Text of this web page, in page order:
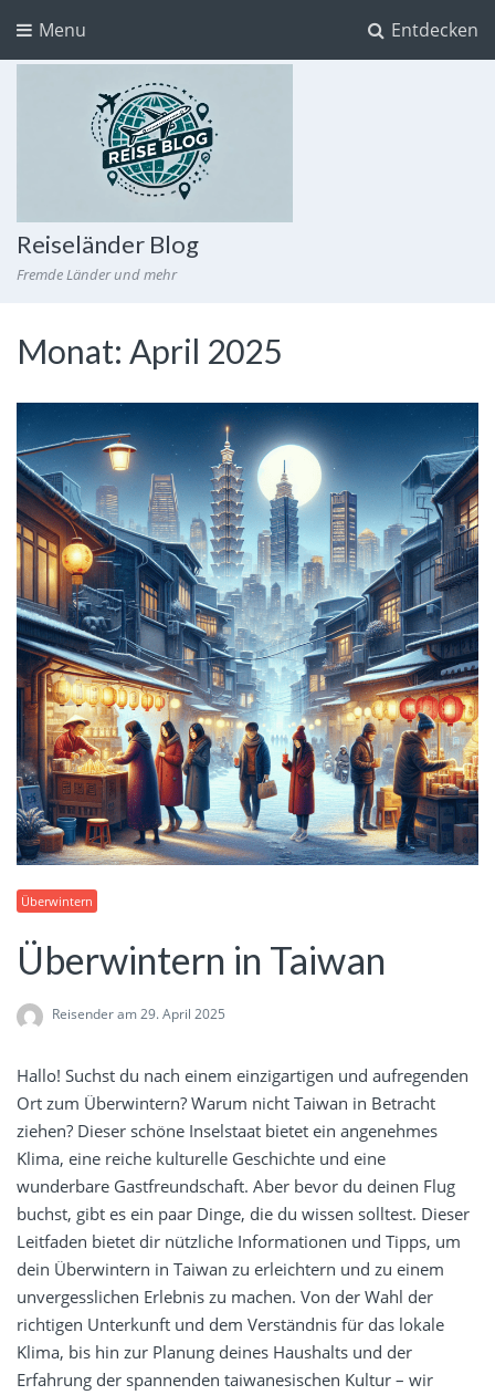
Entdecken
Menu
Reiseländer Blog
Fremde Länder und mehr
Monat: April 2025
Überwintern
Überwintern in Taiwan
Reisenderam 29. April 2025
Hallo! Suchst du nach einem einzigartigen und aufregenden
Ort zum Überwintern? Warum nicht Taiwan in Betracht
ziehen? Dieser schöne Inselstaat bietet ein angenehmes
Klima, eine reiche kulturelle Geschichte und eine
wunderbare Gastfreundschaft. Aber bevor du deinen Flug
buchst, gibt es ein paar Dinge, die du wissen solltest. Dieser
Leitfaden bietet dir nützliche Informationen und Tipps, um
dein Überwintern in Taiwan zu erleichtern und zu einem
unvergesslichen Erlebnis zu machen. Von der Wahl der
richtigen Unterkunft und dem Verständnis für das lokale
Klima, bis hin zur Planung deines Haushalts und der
Erfahrung der spannenden taiwanesischen Kultur – wir